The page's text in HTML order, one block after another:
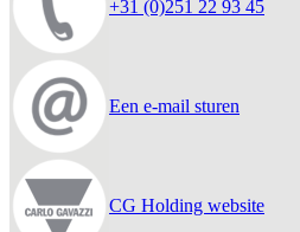
+31 (0)251 22 93 45
Een e-mail sturen
CG Holding website